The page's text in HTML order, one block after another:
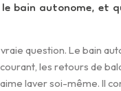
bain autonome, et
vraie question. Le bain
les retours de
aime laver soi-même. Il